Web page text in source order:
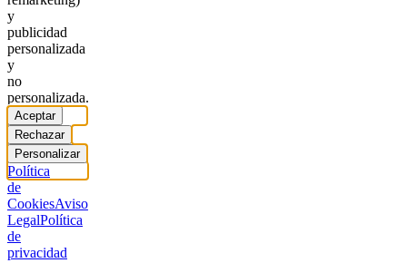
y
publicidad
personalizada
y
no
personalizada.
Aceptar
Rechazar
Personalizar
Política
de
CookiesAviso
LegalPolítica
de
privacidad